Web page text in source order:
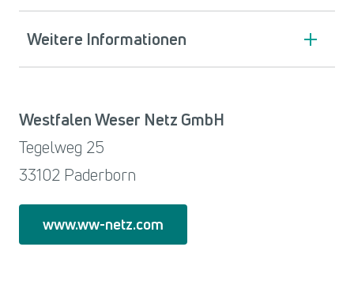
Weitere Informationen
Westfalen Weser Netz GmbH
Tegelweg 25
33102 Paderborn
www.ww-netz.com